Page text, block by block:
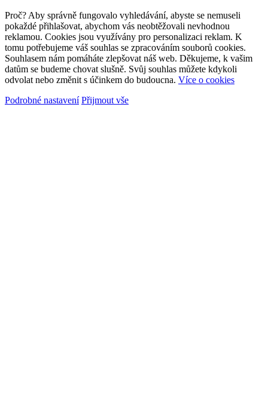
Proč? Aby správně fungovalo vyhledávání, abyste se nemuseli
pokaždé přihlašovat, abychom vás neobtěžovali nevhodnou
reklamou. Cookies jsou využívány pro personalizaci reklam. K
tomu potřebujeme váš souhlas se zpracováním souborů cookies.
Souhlasem nám pomáháte zlepšovat náš web. Děkujeme, k vašim
datům se budeme chovat slušně. Svůj souhlas můžete kdykoli
odvolat nebo změnit s účinkem do budoucna. Více o cookies
Podrobné nastavení Přijmout vše